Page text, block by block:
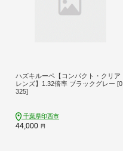
ハズキルーペ【コンパクト・クリア
レンズ】1.32倍率 ブラックグレー [0
325]
千葉県印西市
44,000 円